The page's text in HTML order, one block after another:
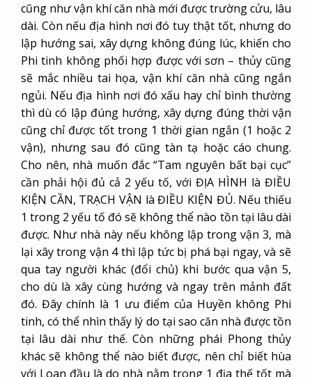
cũng như vận khí căn nhà mới được trường cửu, lâu
dài. Còn nếu địa hình nơi đó tuy thật tốt, nhưng do
lập hướng sai, xây dựng không đúng lúc, khiến cho
Phi tinh không phối hợp được với sơn – thủy cũng
sẽ mắc nhiều tai họa, vận khí căn nhà cũng ngắn
ngủi. Nếu địa hình nơi đó xấu hay chỉ bình thường
thì dù có lập đúng hướng, xây dựng đúng thời vận
cũng chỉ được tốt trong 1 thời gian ngắn (1 hoặc 2
vận), nhưng sau đó cũng tàn tạ hoặc cáo chung.
Cho nên, nhà muốn đắc “Tam nguyên bất bại cục”
cần phải hội đủ cả 2 yếu tố, với ĐỊA HÌNH là ĐIỀU
KIỆN CẦN, TRẠCH VẬN là ĐIỀU KIỆN ĐỦ. Nếu thiếu
1 trong 2 yếu tố đó sẽ không thể nào tồn tại lâu dài
được. Như nhà này nếu không lập trong vận 3, mà
lại xây trong vận 4 thì lập tức bị phá bại ngay, và sẽ
qua tay người khác (đổi chủ) khi bước qua vận 5,
cho dù là xây cùng hướng và ngay trên mảnh đất
đó. Đây chính là 1 ưu điểm của Huyền không Phi
tinh, có thể nhìn thấy lý do tại sao căn nhà được tồn
tại lâu dài như thế. Còn những phái Phong thủy
khác sẽ không thể nào biết được, nên chỉ biết hùa
với Loan đầu là do nhà nằm trong 1 địa thế tốt mà